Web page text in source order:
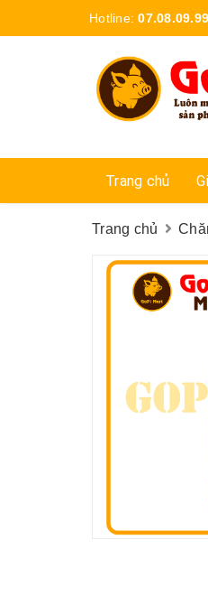
Hotline:
Trang chủ
Trang chủ